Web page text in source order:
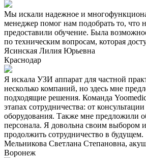
Мы искали надежное и
менеджер помог нам подобрать то, что
предоставили обучение. Была
по техническим вопросам, которая
Ясинская Лилия Юрьевна
Краснодар
Я искала УЗИ аппарат для частной
несколько компаний, но здесь мне
подходящие решения. Команда
этапах сотрудничества: от
оборудования. Также мне предложили
персонала. Я довольна своим выбором
продолжить сотрудничество в будущем.
Мельникова Светлана Степановна,
Воронеж